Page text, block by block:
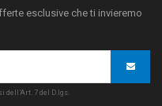
esclusive che ti invieremo
7 del D.lgs.